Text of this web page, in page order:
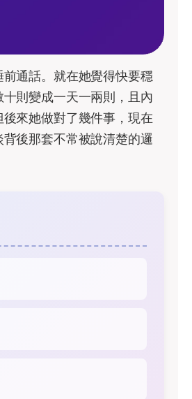
通話。就在她覺得快要穩
則變成一天一兩則，且內
來她做對了幾件事，現在
後那套不常被說清楚的邏